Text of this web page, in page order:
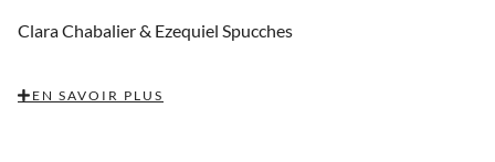
Clara Chabalier & Ezequiel Spucches
EN SAVOIR PLUS